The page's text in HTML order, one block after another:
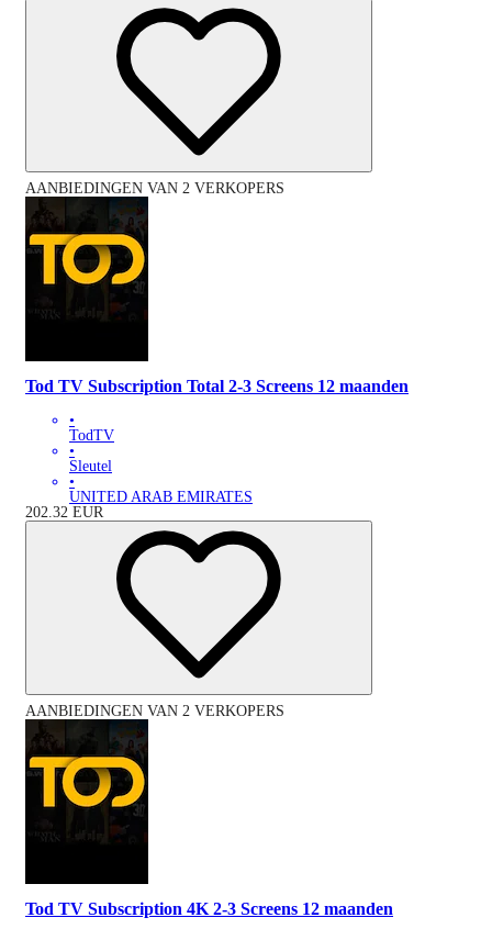
AANBIEDINGEN VAN 2 VERKOPERS
Tod TV Subscription Total 2-3 Screens 12 maanden
•
TodTV
•
Sleutel
•
UNITED ARAB EMIRATES
202.32 EUR
AANBIEDINGEN VAN 2 VERKOPERS
Tod TV Subscription 4K 2-3 Screens 12 maanden